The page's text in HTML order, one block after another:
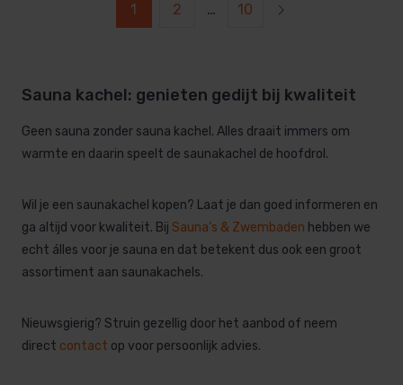
1 2 … 10
Sauna kachel: genieten gedijt bij kwaliteit
Geen sauna zonder sauna kachel. Alles draait immers om
warmte en daarin speelt de saunakachel de hoofdrol.
Wil je een saunakachel kopen? Laat je dan goed informeren en
ga altijd voor kwaliteit. Bij Sauna’s & Zwembaden hebben we
echt álles voor je sauna en dat betekent dus ook een groot
assortiment aan saunakachels.
Nieuwsgierig? Struin gezellig door het aanbod of neem
direct contact op voor persoonlijk advies.